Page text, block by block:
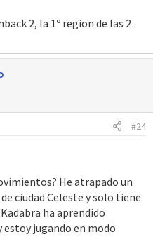
2, la 1º region de las 2
#24
He atrapado un
ciudad Celeste y solo tiene
ha aprendido
estoy jugando en modo